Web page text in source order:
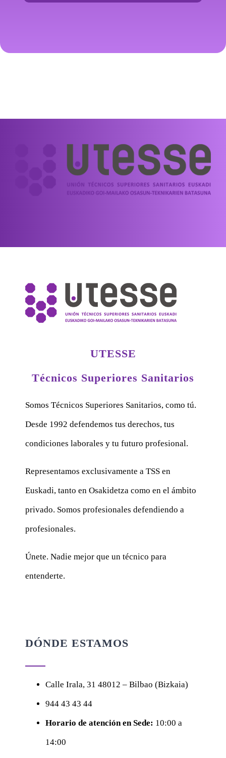
UTESSE
Técnicos Superiores Sanitarios
Somos Técnicos Superiores Sanitarios, como tú.
Desde 1992 defendemos tus derechos, tus
condiciones laborales y tu futuro profesional.
Representamos exclusivamente a TSS en
Euskadi, tanto en Osakidetza como en el ámbito
privado. Somos profesionales defendiendo a
profesionales.
Únete. Nadie mejor que un técnico para
entenderte.
DÓNDE ESTAMOS
Calle Irala, 31 48012 – Bilbao (Bizkaia)
944 43 43 44
Horario de atención en Sede: 10:00 a
14:00